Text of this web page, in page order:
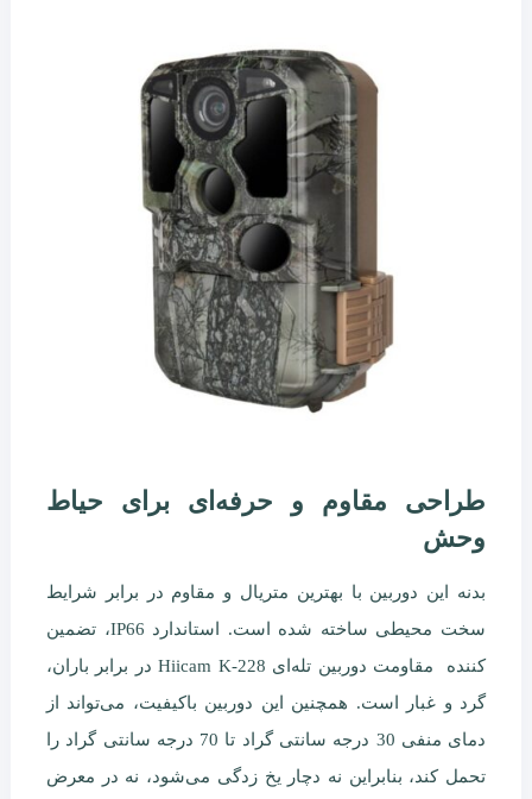
طراحی مقاوم و حرفه‌ای برای حیاط
وحش
بدنه‌ این دوربین با بهترین متریال و مقاوم در برابر شرایط
سخت محیطی ساخته شده است. استاندارد IP66، تضمین
کننده مقاومت دوربین تله‌ای Hiicam K-228 در برابر باران،
گرد و غبار است. همچنین این دوربین باکیفیت، می‌تواند از
دمای منفی 30 درجه سانتی گراد تا 70 درجه سانتی گراد را
تحمل کند، بنابراین نه دچار یخ زدگی می‌شود، نه در معرض